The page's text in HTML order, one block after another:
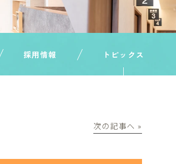
採用情報 トピックス
次の記事へ »